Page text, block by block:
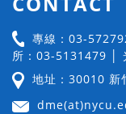
專線：03-
所：03-5131479 │
地址：30010 新